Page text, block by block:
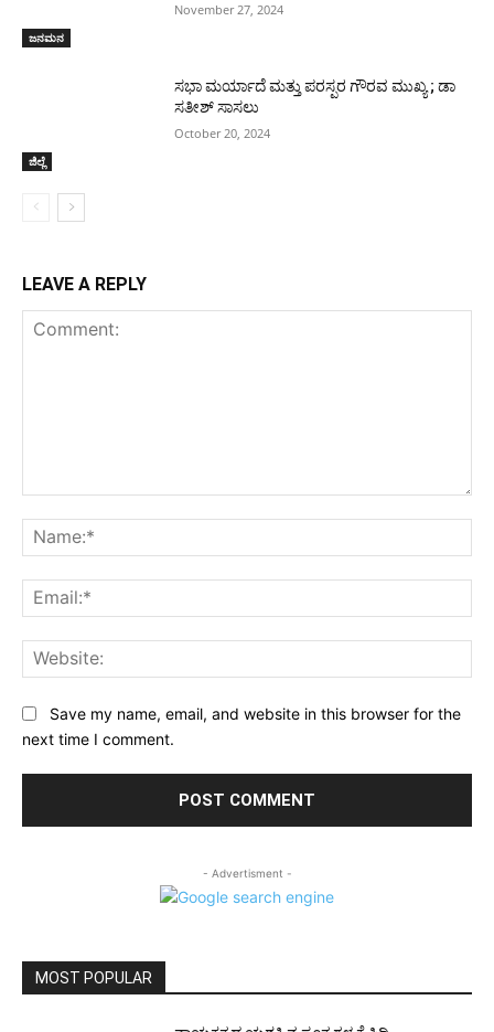
ಜನಮನ
November 27, 2024
ಜಿಲ್ಲೆ
ಸಭಾ ಮರ್ಯಾದೆ ಮತ್ತು ಪರಸ್ಪರ ಗೌರವ ಮುಖ್ಯ ; ಡಾ
ಸತೀಶ್ ಸಾಸಲು
October 20, 2024
LEAVE A REPLY
Save my name, email, and website in this browser for the
next time I comment.
- Advertisment -
MOST POPULAR